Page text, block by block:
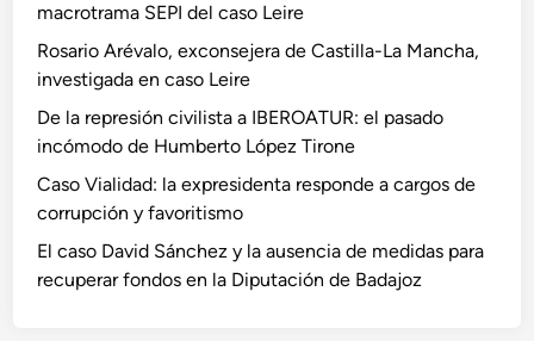
macrotrama SEPI del caso Leire
Rosario Arévalo, exconsejera de Castilla-La Mancha,
investigada en caso Leire
De la represión civilista a IBEROATUR: el pasado
incómodo de Humberto López Tirone
Caso Vialidad: la expresidenta responde a cargos de
corrupción y favoritismo
El caso David Sánchez y la ausencia de medidas para
recuperar fondos en la Diputación de Badajoz